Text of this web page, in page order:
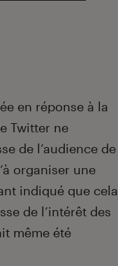
en réponse à la
Twitter ne
de l’audience de
organiser une
indiqué que cela
de l’intérêt des
même été